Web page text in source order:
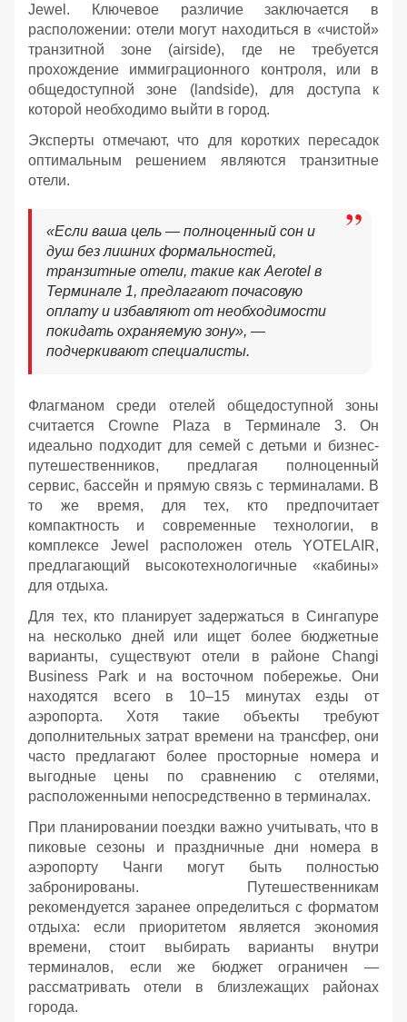
Jewel. Ключевое различие заключается в
расположении: отели могут находиться в «чистой»
транзитной зоне (airside), где не требуется
прохождение иммиграционного контроля, или в
общедоступной зоне (landside), для доступа к
которой необходимо выйти в город.
Эксперты отмечают, что для коротких пересадок
оптимальным решением являются транзитные
отели.
«Если ваша цель — полноценный сон и
душ без лишних формальностей,
транзитные отели, такие как Aerotel в
Терминале 1, предлагают почасовую
оплату и избавляют от необходимости
покидать охраняемую зону», —
подчеркивают специалисты.
Флагманом среди отелей общедоступной зоны
считается Crowne Plaza в Терминале 3. Он
идеально подходит для семей с детьми и бизнес-
путешественников, предлагая полноценный
сервис, бассейн и прямую связь с терминалами. В
то же время, для тех, кто предпочитает
компактность и современные технологии, в
комплексе Jewel расположен отель YOTELAIR,
предлагающий высокотехнологичные «кабины»
для отдыха.
Для тех, кто планирует задержаться в Сингапуре
на несколько дней или ищет более бюджетные
варианты, существуют отели в районе Changi
Business Park и на восточном побережье. Они
находятся всего в 10–15 минутах езды от
аэропорта. Хотя такие объекты требуют
дополнительных затрат времени на трансфер, они
часто предлагают более просторные номера и
выгодные цены по сравнению с отелями,
расположенными непосредственно в терминалах.
При планировании поездки важно учитывать, что в
пиковые сезоны и праздничные дни номера в
аэропорту Чанги могут быть полностью
забронированы. Путешественникам
рекомендуется заранее определиться с форматом
отдыха: если приоритетом является экономия
времени, стоит выбирать варианты внутри
терминалов, если же бюджет ограничен —
рассматривать отели в близлежащих районах
города.